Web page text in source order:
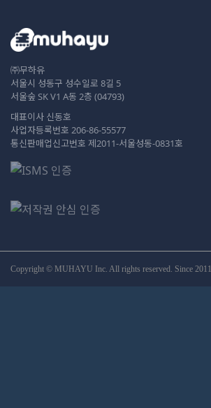
㈜무하유
서울시 성동구 성수일로 8길 5
서울숲 SK V1 A동 2층 (04793)
대표이사 신동호
사업자등록번호 206-86-55577
통신판매업신고번호 제2011-서울성동-0831호
Copyright © MUHAYU Inc. All rights reserved. Since 2011